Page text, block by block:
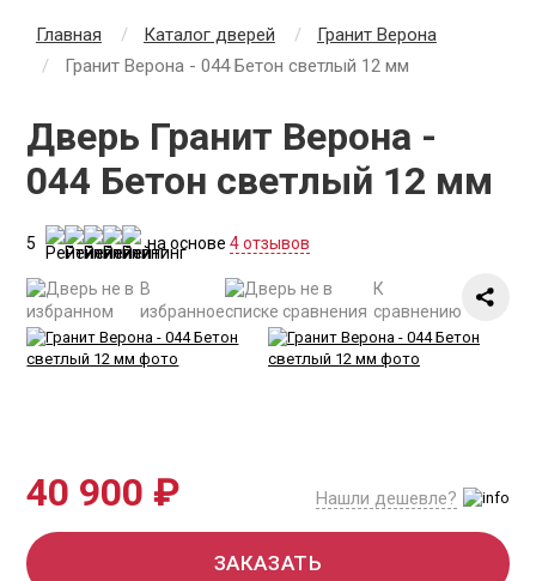
Главная Каталог дверей
Гранит Верона
Гранит Верона - 044 Бетон светлый 12 мм
Дверь Гранит Верона -
044 Бетон светлый 12 мм
5 на основе4 отзывов
В
избранное
К
сравнению
40 900 ₽ Нашли дешевле?
ЗАКАЗАТЬ